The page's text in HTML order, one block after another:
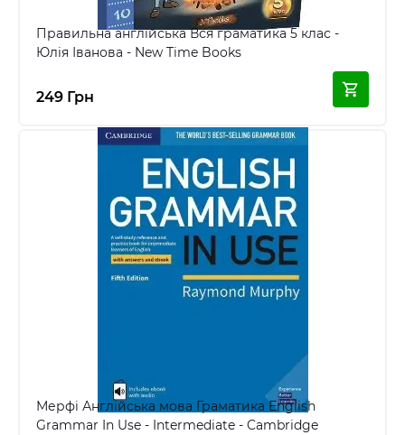
Правильна англійська Вся граматика 5 клас -
Юлія Іванова - New Time Books
249 Грн
Мерфі Англійська мова Граматика English
Grammar In Use - Intermediate - Cambridge